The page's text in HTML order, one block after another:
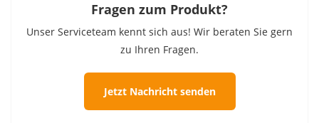
Fragen zum Produkt?
Unser Serviceteam kennt sich aus! Wir beraten Sie gern
zu Ihren Fragen.
Jetzt Nachricht senden